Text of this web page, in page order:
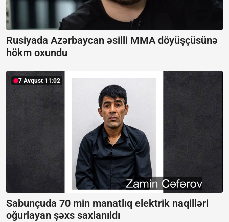
Rusiyada Azərbaycan əsilli MMA döyüşçüsünə
hökm oxundu
7 Avqust 11:02
Sabunçuda 70 min manatlıq elektrik naqilləri
oğurlayan şəxs saxlanıldı